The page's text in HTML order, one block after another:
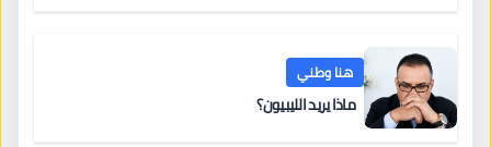
هنا وطني
ماذا يريد الليبيون؟